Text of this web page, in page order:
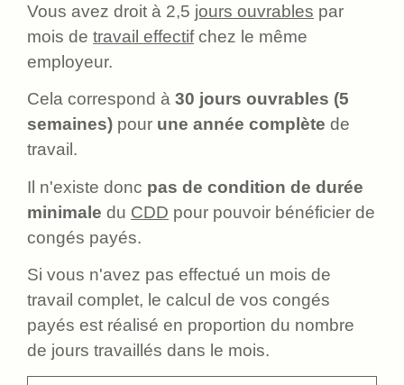
Vous avez droit à 2,5 jours ouvrables par
mois de travail effectifchez le même
employeur.
Cela correspond à 30 jours ouvrables (5
semaines) pour une année complète de
travail.
Il n'existe donc pas de condition de durée
minimale du CDD pour pouvoir bénéficier de
congés payés.
Si vous n'avez pas effectué un mois de
travail complet, le calcul de vos congés
payés est réalisé en proportion du nombre
de jours travaillés dans le mois.